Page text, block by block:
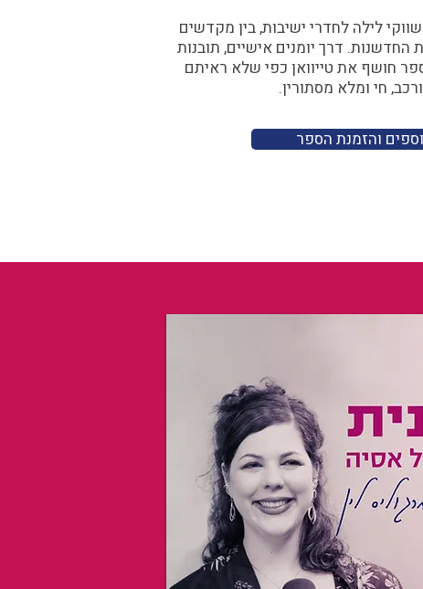
לילה לחדרי ישיבות, בין מקדשים
דרך יומנים אישיים, תובנות
חושף את טייוואן כפי שלא ראיתם
חי ומלא מסתורין.
והזמנת הספר